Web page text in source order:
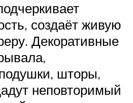
создаёт живую
Декоративные
шторы,
неповторимый